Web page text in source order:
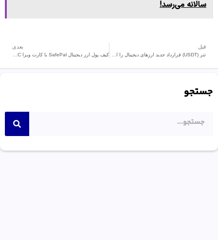
سالانه می‌رسد!
قبل بعدی
جستجو